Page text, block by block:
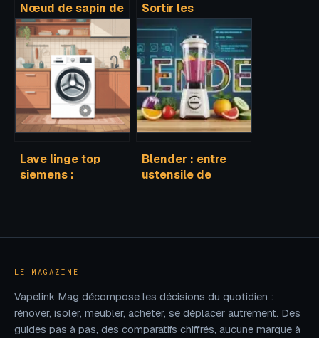
Nœud de sapin de
noël techniques et
styles pour une
déco élégante
Sortir les
poubelles : règles,
horaires et
astuces pour
éviter les
amendes
Lave linge top
siemens :
Blender : entre
ustensile de
LE MAGAZINE
Vapelink Mag décompose les décisions du quotidien :
rénover, isoler, meubler, acheter, se déplacer autrement. Des
guides pas à pas, des comparatifs chiffrés, aucune marque à